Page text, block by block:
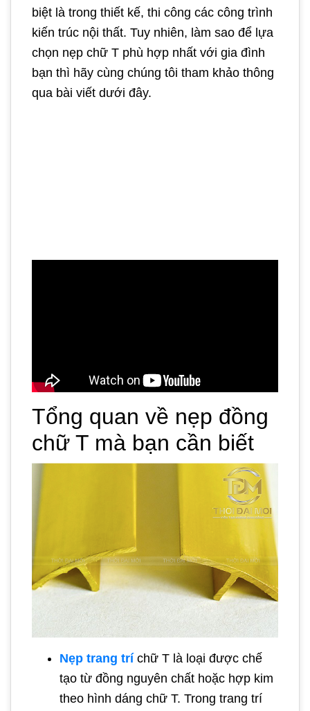
biệt là trong thiết kế, thi công các công trình
kiến trúc nội thất. Tuy nhiên, làm sao để lựa
chọn nẹp chữ T phù hợp nhất với gia đình
bạn thì hãy cùng chúng tôi tham khảo thông
qua bài viết dưới đây.
Tổng quan về nẹp đồng
chữ T mà bạn cần biết
Nẹp trang trí chữ T là loại được chế
tạo từ đồng nguyên chất hoặc hợp kim
theo hình dáng chữ T. Trong trang trí